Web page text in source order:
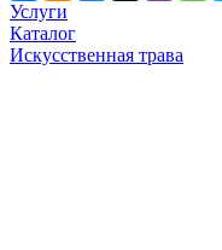
Услуги
Каталог
Искусственная трава